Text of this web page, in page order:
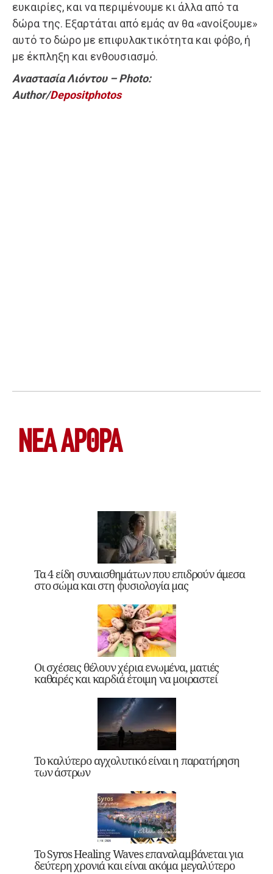
ευκαιρίες, και να περιμένουμε κι άλλα από τα
δώρα της. Εξαρτάται από εμάς αν θα «ανοίξουμε»
αυτό το δώρο με επιφυλακτικότητα και φόβο, ή
με έκπληξη και ενθουσιασμό.
Αναστασία Λιόντου – Photo:
Author/Depositphotos
ΝΕΑ ΆΡΘΡΑ
Τα 4 είδη συναισθημάτων που επιδρούν άμεσα
στο σώμα και στη φυσιολογία μας
Οι σχέσεις θέλουν χέρια ενωμένα, ματιές
καθαρές και καρδιά έτοιμη να μοιραστεί
Το καλύτερο αγχολυτικό είναι η παρατήρηση
των άστρων
Το Syros Healing Waves επαναλαμβάνεται για
δεύτερη χρονιά και είναι ακόμα μεγαλύτερο